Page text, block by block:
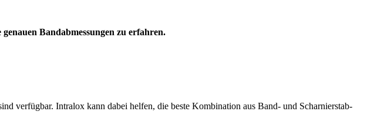
Bandabmessungen zu erfahren.
verfügbar. Intralox kann dabei helfen, die beste Kombination aus Band- und Scharnierstab-